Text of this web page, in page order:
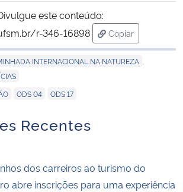
este conteúdo:
r-346-16898
Copiar
para área de
INTERNACIONAL NA NATUREZA
ODS 04 ODS 17
Recentes
dos carreiros ao turismo do
abre inscrições para uma experiência